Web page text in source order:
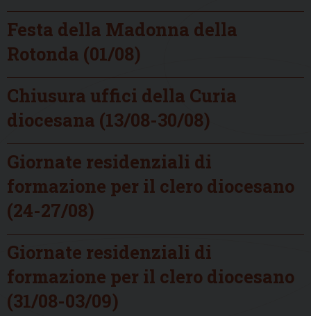
Festa della Madonna della
Rotonda (01/08)
Chiusura uffici della Curia
diocesana (13/08-30/08)
Giornate residenziali di
formazione per il clero diocesano
(24-27/08)
Giornate residenziali di
formazione per il clero diocesano
(31/08-03/09)